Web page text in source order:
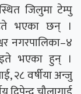
जिलुमा टेम्पु
भएका छन् ।
नगरपालिका–४
भएका हुन् ।
२८ वर्षीया अन्जु